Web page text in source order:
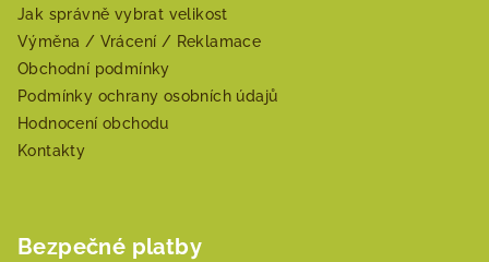
Jak správně vybrat velikost
Výměna / Vrácení / Reklamace
Obchodní podmínky
Podmínky ochrany osobních údajů
Hodnocení obchodu
Kontakty
Bezpečné platby